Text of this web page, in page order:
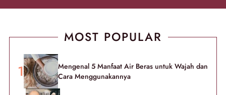
MOST POPULAR
Mengenal 5 Manfaat Air Beras untuk Wajah dan
Cara Menggunakannya